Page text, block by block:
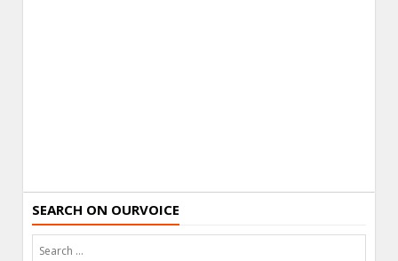
SEARCH ON OURVOICE